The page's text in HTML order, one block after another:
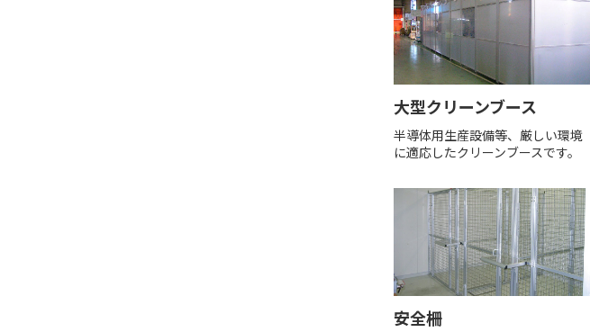
大型クリーンブース
半導体用生産設備等、厳しい環境
に適応したクリーンブースです。
安全柵